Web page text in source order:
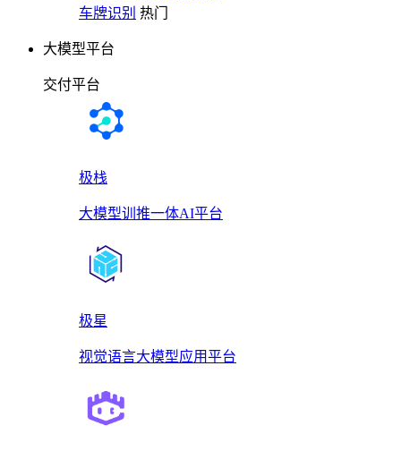
车牌识别 热门
大模型平台
交付平台
极栈
大模型训推一体AI平台
极星
视觉语言大模型应用平台